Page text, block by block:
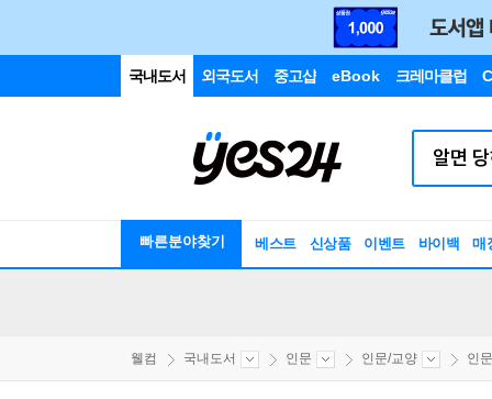
국내도서 외국도서 중고샵 eBook 크레마클럽
빠른분야찾기 베스트 신상품 이벤트 바이백 매
웰컴 국내도서 인문 인문/교양 인